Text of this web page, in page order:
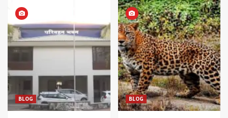
BLOG BLOG